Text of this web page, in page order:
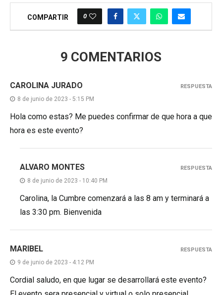
COMPARTIR 0
9 COMENTARIOS
CAROLINA JURADO
8 de junio de 2023 - 5:15 PM
Hola como estas? Me puedes confirmar de que hora a que
hora es este evento?
RESPUESTA
ALVARO MONTES
8 de junio de 2023 - 10:40 PM
Carolina, la Cumbre comenzará a las 8 am y terminará a
las 3:30 pm. Bienvenida
RESPUESTA
MARIBEL
9 de junio de 2023 - 4:12 PM
Cordial saludo, en que lugar se desarrollará este evento?
RESPUESTA